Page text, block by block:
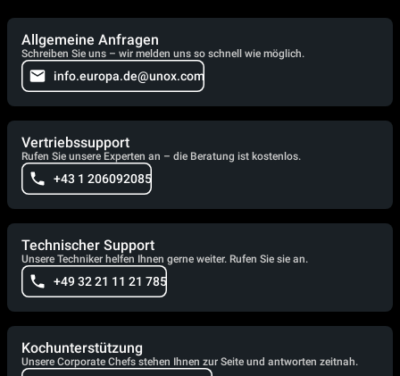
Allgemeine Anfragen
Schreiben Sie uns – wir melden uns so schnell wie möglich.
info.europa.de@unox.com
Vertriebssupport
Rufen Sie unsere Experten an – die Beratung ist kostenlos.
+43 1 206092085
Technischer Support
Unsere Techniker helfen Ihnen gerne weiter. Rufen Sie sie an.
+49 32 21 11 21 785
Kochunterstützung
Unsere Corporate Chefs stehen Ihnen zur Seite und antworten zeitnah.